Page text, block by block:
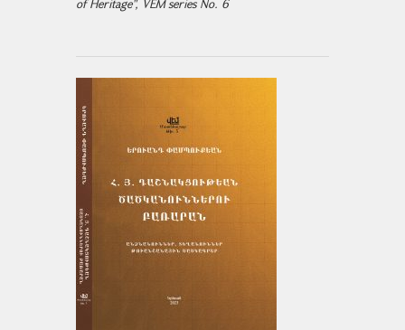
of Heritage", VEM series No. 6